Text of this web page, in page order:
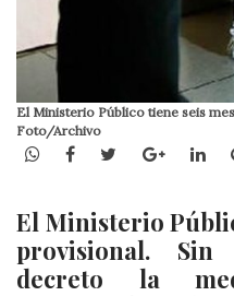
El Ministerio Público tiene seis
Foto/Archivo
WhatsApp
Facebook
TwitterGoogle+
El Ministerio
provisional.
decreto la